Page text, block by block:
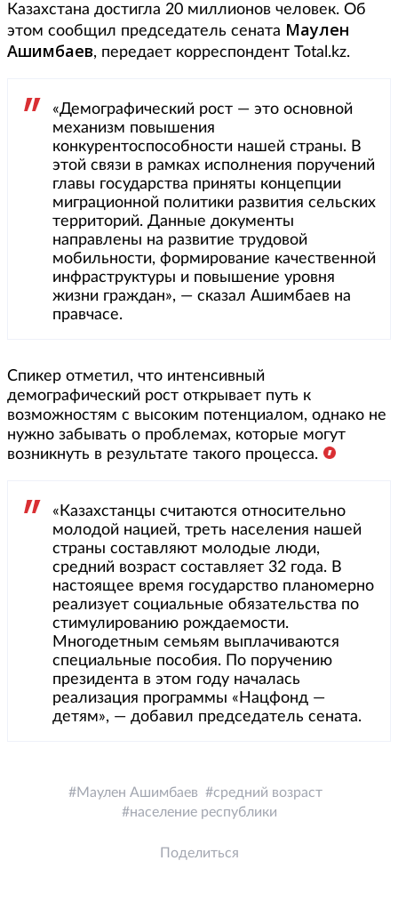
Казахстана достигла 20 миллионов человек. Об
этом сообщил председатель сената Маулен
Ашимбаев, передает корреспондент Total.kz.
«Демографический рост — это основной
механизм повышения
конкурентоспособности нашей страны. В
этой связи в рамках исполнения поручений
главы государства приняты концепции
миграционной политики развития сельских
территорий. Данные документы
направлены на развитие трудовой
мобильности, формирование качественной
инфраструктуры и повышение уровня
жизни граждан», — сказал Ашимбаев на
правчасе.
Спикер отметил, что интенсивный
демографический рост открывает путь к
возможностям с высоким потенциалом, однако не
нужно забывать о проблемах, которые могут
возникнуть в результате такого процесса.
«Казахстанцы считаются относительно
молодой нацией, треть населения нашей
страны составляют молодые люди,
средний возраст составляет 32 года. В
настоящее время государство планомерно
реализует социальные обязательства по
стимулированию рождаемости.
Многодетным семьям выплачиваются
специальные пособия. По поручению
президента в этом году началась
реализация программы «Нацфонд —
детям», — добавил председатель сената.
Маулен Ашимбаев
средний возраст
население республики
Поделиться